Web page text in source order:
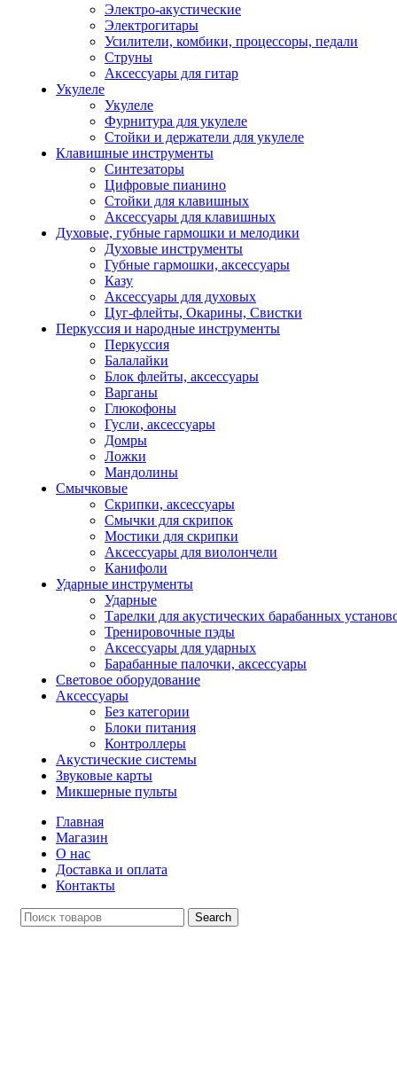
Электро-акустические
Электрогитары
Усилители, комбики, процессоры, педали
Струны
Аксессуары для гитар
Укулеле
Укулеле
Фурнитура для укулеле
Стойки и держатели для укулеле
Клавишные инструменты
Синтезаторы
Цифровые пианино
Стойки для клавишных
Аксессуары для клавишных
Духовые, губные гармошки и мелодики
Духовые инструменты
Губные гармошки, аксессуары
Казу
Аксессуары для духовых
Цуг-флейты, Окарины, Свистки
Перкуссия и народные инструменты
Перкуссия
Балалайки
Блок флейты, аксессуары
Варганы
Глюкофоны
Гусли, аксессуары
Домры
Ложки
Мандолины
Смычковые
Скрипки, аксессуары
Смычки для скрипок
Мостики для скрипки
Аксессуары для виолончели
Канифоли
Ударные инструменты
Ударные
Тарелки для акустических барабанных
Тренировочные пэды
Аксессуары для ударных
Барабанные палочки, аксессуары
Световое оборудование
Аксессуары
Без категории
Блоки питания
Контроллеры
Акустические системы
Звуковые карты
Микшерные пульты
Главная
Магазин
О нас
Доставка и оплата
Контакты
Search